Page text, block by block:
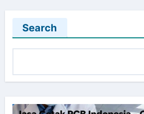
Search